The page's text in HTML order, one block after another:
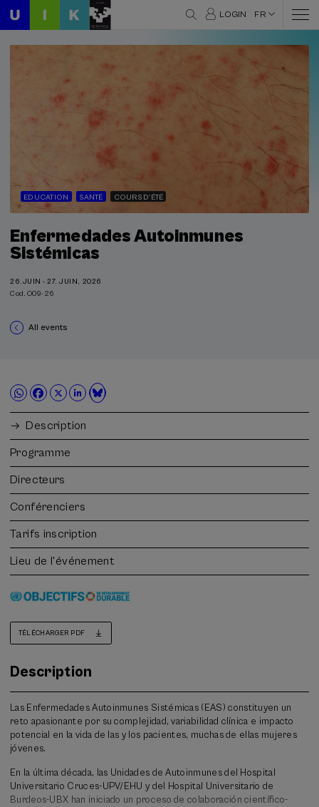
LOGIN FR
EDUCATION SANTÉ COURS D'ÉTÉ
Enfermedades Autoinmunes
Sistémicas
26.JUIN - 27. JUIN, 2026
Cod. O09-26
All events
Description
Programme
Directeurs
Conférenciers
Tarifs inscription
Lieu de l'événement
TÉLÉCHARGER PDF
Description
Las Enfermedades Autoinmunes Sistémicas (EAS) constituyen un
reto apasionante por su complejidad, variabilidad clínica e impacto
potencial en la vida de las y los pacientes, muchas de ellas mujeres
jóvenes.
En la última década, las Unidades de Autoinmunes del Hospital
Universitario Cruces-UPV/EHU y del Hospital Universitario de
Burdeos-UBX han iniciado un proceso de colaboración científico-